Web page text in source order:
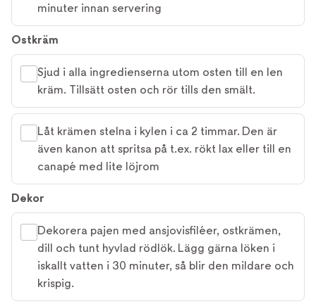
minuter innan servering
Ostkräm
Sjud i alla ingredienserna utom osten till en len
kräm. Tillsätt osten och rör tills den smält.
Låt krämen stelna i kylen i ca 2 timmar. Den är
även kanon att spritsa på t.ex. rökt lax eller till en
canapé med lite löjrom
Dekor
Dekorera pajen med ansjovisfiléer, ostkrämen,
dill och tunt hyvlad rödlök. Lägg gärna löken i
iskallt vatten i 30 minuter, så blir den mildare och
krispig.